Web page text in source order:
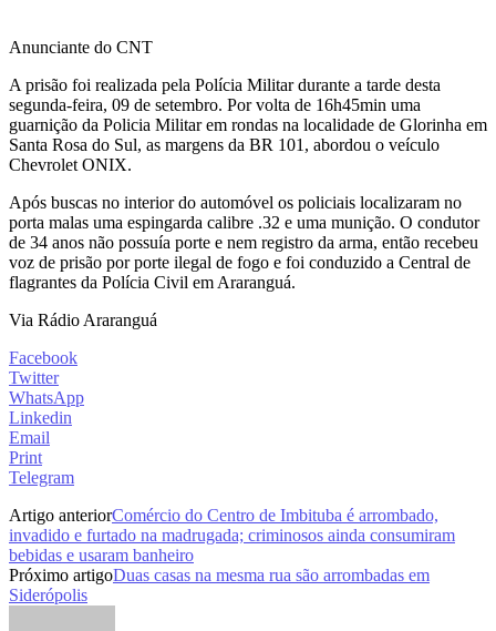
Anunciante do CNT
A prisão foi realizada pela Polícia Militar durante a tarde desta
segunda-feira, 09 de setembro. Por volta de 16h45min uma
guarnição da Policia Militar em rondas na localidade de Glorinha em
Santa Rosa do Sul, as margens da BR 101, abordou o veículo
Chevrolet ONIX.
Após buscas no interior do automóvel os policiais localizaram no
porta malas uma espingarda calibre .32 e uma munição. O condutor
de 34 anos não possuía porte e nem registro da arma, então recebeu
voz de prisão por porte ilegal de fogo e foi conduzido a Central de
flagrantes da Polícia Civil em Araranguá.
Via Rádio Araranguá
Facebook
Twitter
WhatsApp
Linkedin
Email
Print
Telegram
Artigo anteriorComércio do Centro de Imbituba é arrombado,
invadido e furtado na madrugada; criminosos ainda consumiram
bebidas e usaram banheiro
Próximo artigoDuas casas na mesma rua são arrombadas em
Siderópolis